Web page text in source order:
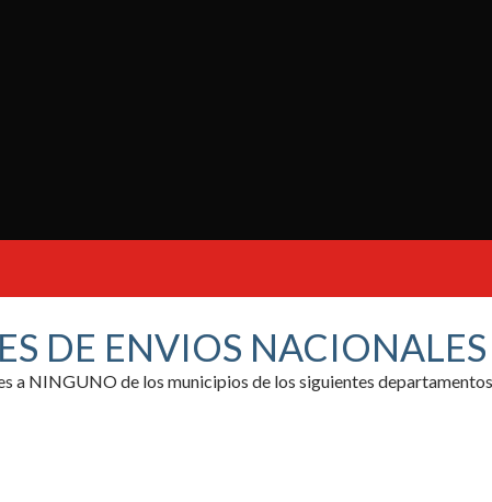
DE ENVIOS
a NINGUNO de los municipios de los siguientes